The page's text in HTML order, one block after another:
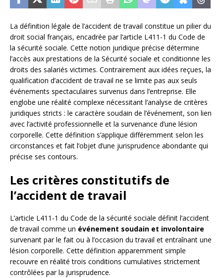
La définition légale de l’accident de travail constitue un pilier du
droit social français, encadrée par l’article L411-1 du Code de
la sécurité sociale. Cette notion juridique précise détermine
l’accès aux prestations de la Sécurité sociale et conditionne les
droits des salariés victimes. Contrairement aux idées reçues, la
qualification d’accident de travail ne se limite pas aux seuls
événements spectaculaires survenus dans l’entreprise. Elle
englobe une réalité complexe nécessitant l’analyse de critères
juridiques stricts : le caractère soudain de l’événement, son lien
avec l’activité professionnelle et la survenance d’une lésion
corporelle. Cette définition s’applique différemment selon les
circonstances et fait l’objet d’une jurisprudence abondante qui
précise ses contours.
Les critères constitutifs de
l’accident de travail
L’article L411-1 du Code de la sécurité sociale définit l’accident
de travail comme un événement soudain et involontaire
survenant par le fait ou à l’occasion du travail et entraînant une
lésion corporelle. Cette définition apparemment simple
recouvre en réalité trois conditions cumulatives strictement
contrôlées par la jurisprudence.